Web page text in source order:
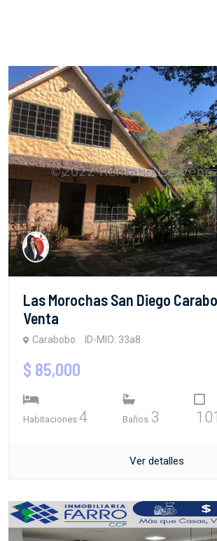
Las Morochas San Diego
Venta
Carabobo ID-MIO: 33a8
$ 85,000
Habitaciones 4 Baños 3
Ver detalles